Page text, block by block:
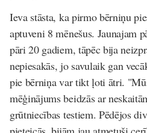
Ieva stāsta, ka pirmo bērniņu
aptuveni 8 mēnešus. Jaunajam
pāri 20 gadiem, tāpēc bija
nepiesakās, jo savulaik gan
pie bērniņa var tikt ļoti ātri.
mēģinājums beidzās ar
grūtniecības testiem. Pēdējos